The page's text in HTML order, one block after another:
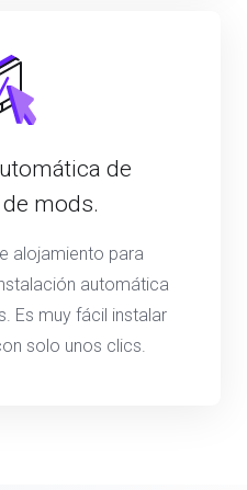
de
mods.
alojamiento para
automática
Es muy fácil instalar
solo unos clics.